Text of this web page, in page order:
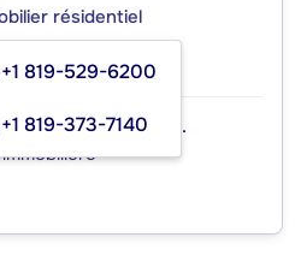
résidentiel
+1 819-529-6200
+1 819-373-7140
de Francheville Inc.